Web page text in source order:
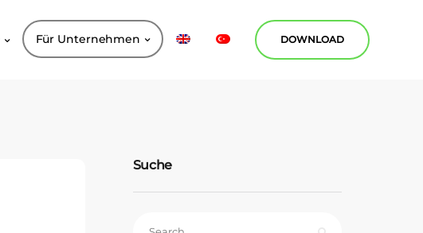
Für Unternehmen DOWNLOAD
Suche